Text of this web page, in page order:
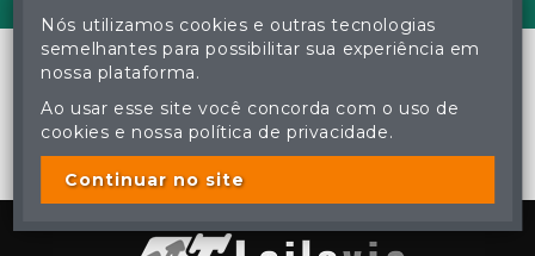
© Gustavo Correa Pereira da Silva - Leiloeiro Público Oficial -
Matrícula nº 26 JUCEMS - Todos os direitos reservados
A cópia ou reprodução não autorizada do conteúdo deste site
poderá acarretar em penas previstas em lei.
Nós utilizamos cookies e outras tecnologias
semelhantes para possibilitar sua experiência em
nossa plataforma.
Ao usar esse site você concorda com o uso de
cookies e nossa política de privacidade.
Continuar no site